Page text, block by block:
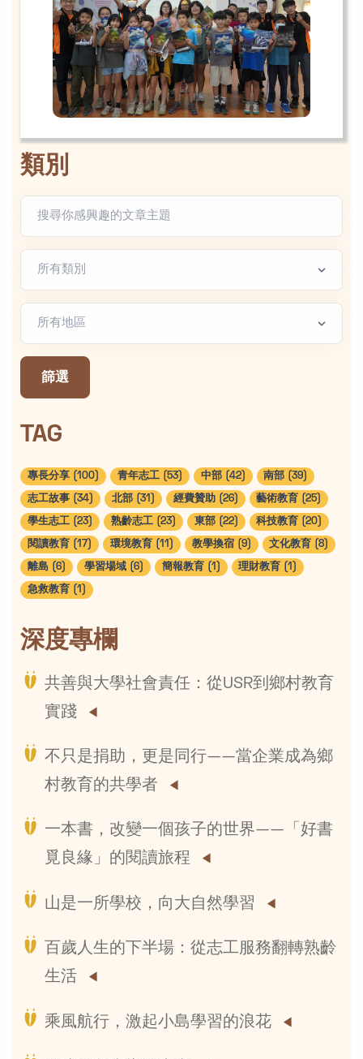
類別
地區篩選
篩選
TAG
專長分享 (100) 青年志工 (53) 中部 (42) 南部 (39)
志工故事 (34) 北部 (31) 經費贊助 (26) 藝術教育 (25)
學生志工 (23) 熟齡志工 (23) 東部 (22) 科技教育 (20)
閱讀教育 (17) 環境教育 (11) 教學換宿 (9) 文化教育 (8)
離島 (6) 學習場域 (6) 簡報教育 (1) 理財教育 (1)
急救教育 (1)
深度專欄
共善與大學社會責任：從USR到鄉村教育
實踐
不只是捐助，更是同行——當企業成為鄉
村教育的共學者
一本書，改變一個孩子的世界——「好書
覓良緣」的閱讀旅程
山是一所學校，向大自然學習
百歲人生的下半場：從志工服務翻轉熟齡
生活
乘風航行，激起小島學習的浪花